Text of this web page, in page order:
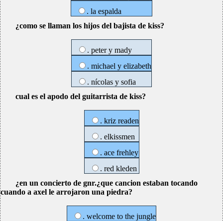
. la espalda
¿como se llaman los hijos del bajista de kiss?
. peter y mady
. michael y elizabeth
. nícolas y sofia
cual es el apodo del guitarrista de kiss?
. kriz readen
. elkissmen
. ace frehley
. red kleden
¿en un concierto de gnr.¿que cancion estaban tocando
cuando a axel le arrojaron una piedra?
. welcome to the jungle